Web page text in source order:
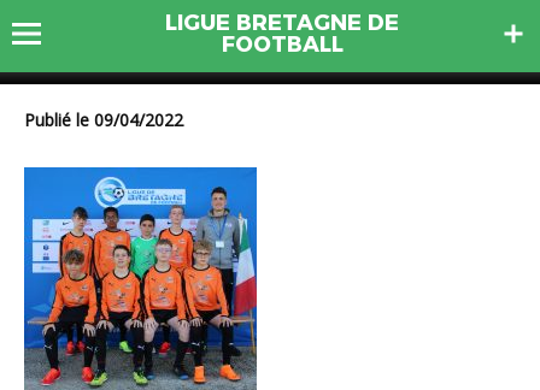
LIGUE BRETAGNE DE
FOOTBALL
U13G LOSC
Publié le 09/04/2022